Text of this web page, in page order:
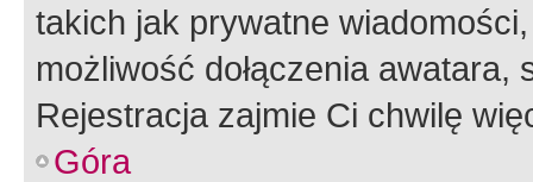
takich jak prywatne
możliwość dołączenia
Rejestracja zajmie Ci chwilę
Góra